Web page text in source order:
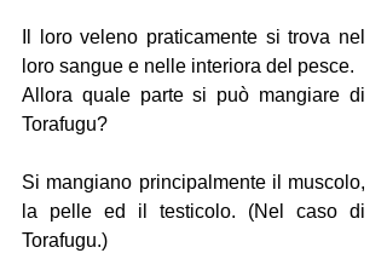
Il loro veleno praticamente si trova nel
loro sangue e nelle interiora del pesce.
Allora quale parte si può mangiare di
Torafugu?
Si mangiano principalmente il muscolo,
la pelle ed il testicolo. (Nel caso di
Torafugu.)